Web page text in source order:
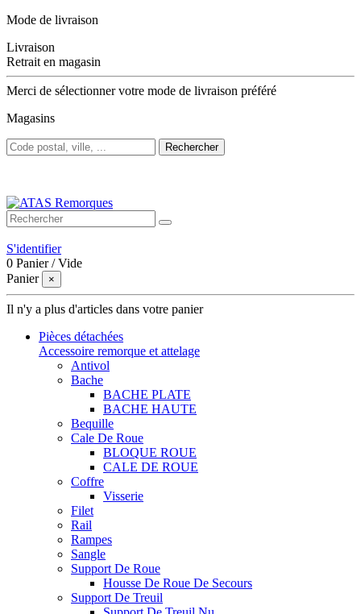
Mode de livraison
Livraison
Retrait en magasin
Merci de sélectionner votre mode de livraison préféré
Magasins
Rechercher
S'identifier
0 Panier /Vide
Panier
×
Il n'y a plus d'articles dans votre panier
Pièces détachées
Accessoire remorque et attelage
Antivol
Bache
BACHE PLATE
BACHE HAUTE
Bequille
Cale De Roue
BLOQUE ROUE
CALE DE ROUE
Coffre
Visserie
Filet
Rail
Rampes
Sangle
Support De Roue
Housse De Roue De Secours
Support De Treuil